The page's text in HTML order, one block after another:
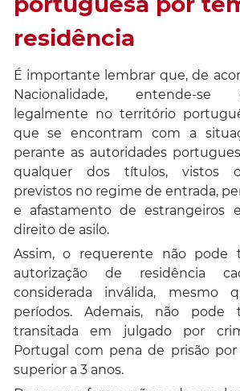
residência
É importante lembrar que, de
Nacionalidade, entende-se
legalmente no território
que se encontram com a
perante as autoridades
qualquer dos títulos, vistos
previstos no regime de entrada,
e afastamento de estrangeiros
direito de asilo.
Assim, o requerente não pode
autorização de residência
considerada inválida, mesmo
períodos. Ademais, não pode
transitada em julgado por
Portugal com pena de prisão
superior a 3 anos.